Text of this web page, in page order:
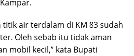
titik air terdalam di KM 83 sudah
Oleh sebab itu tidak aman
mobil kecil,” kata Bupati